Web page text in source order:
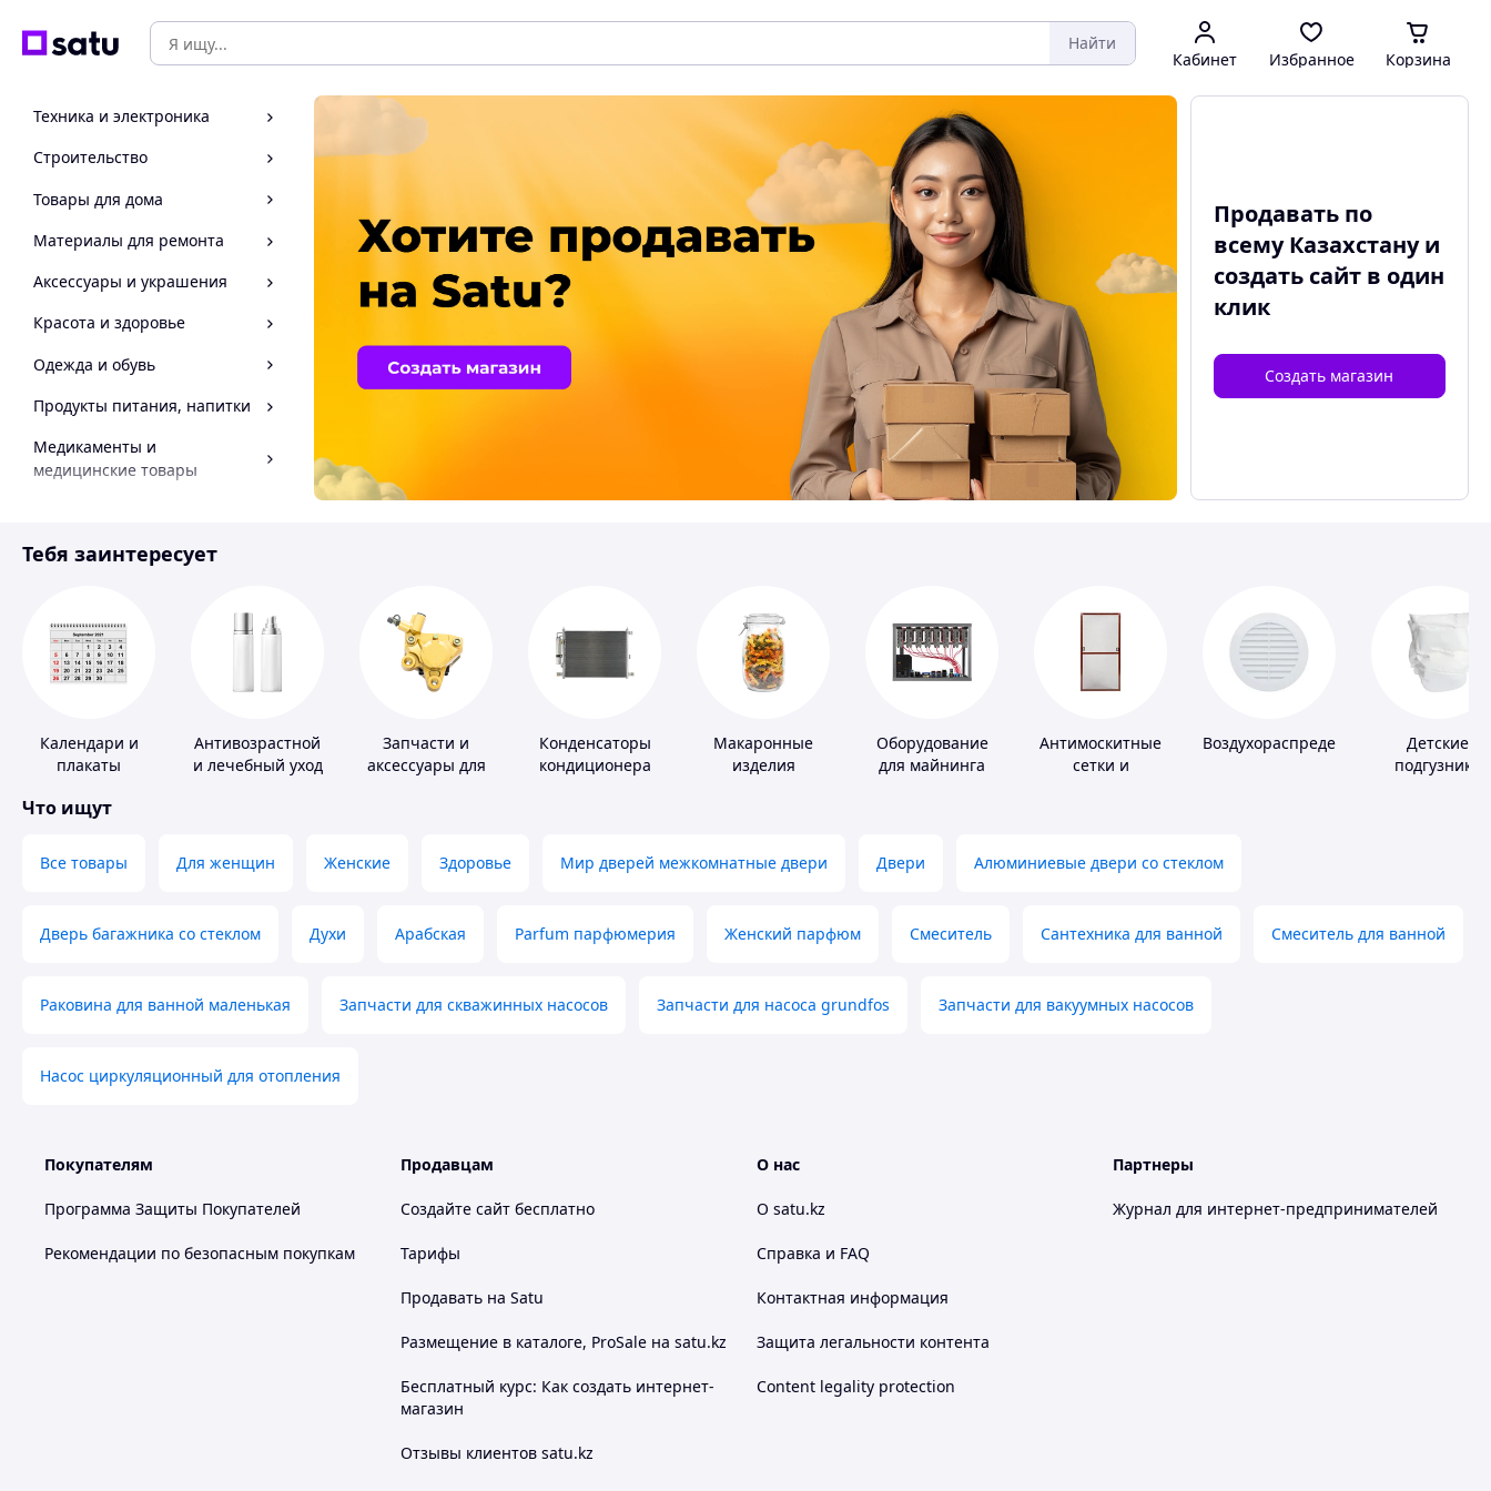
Найти
Кабинет Избранное Корзина
Техника и электроника
Строительство
Товары для дома
Материалы для ремонта
Аксессуары и украшения
Красота и здоровье
Одежда и обувь
Продукты питания, напитки
Медикаменты и
медицинские товары
Инструмент
Продавать по
всему Казахстану и
создать сайтв один
клик
Создать магазин
Тебя заинтересует
Календари и
плакаты
Антивозрастной
и лечебный уход
Запчасти и
аксессуары для
Конденсаторы
кондиционера
Макаронные
изделия
Оборудование
для майнинга
Антимоскитные
сетки и
Воздухораспределители
Детские
подгузники
Что ищут
Все товары Для женщин Женские Здоровье Мир дверей межкомнатные двери Двери Алюминиевые двери со стеклом
Дверь багажника со стеклом Духи Арабская Parfum парфюмерия Женский парфюм Смеситель Сантехника для ванной Смеситель для ванной
Раковина для ванной маленькая Запчасти для скважинных насосов Запчасти для насоса grundfos Запчасти для вакуумных насосов
Насос циркуляционный для отопления
Покупателям
Программа Защиты Покупателей
Рекомендации по безопасным покупкам
Продавцам
Создайте сайт бесплатно
Тарифы
Продавать на Satu
Размещение в каталоге, ProSale на satu.kz
Бесплатный курс: Как создать интернет-
магазин
Отзывы клиентов satu.kz
О нас
О satu.kz
Справка и FAQ
Контактная информация
Защита легальности контента
Content legality protection
Партнеры
Журнал для интернет-предпринимателей